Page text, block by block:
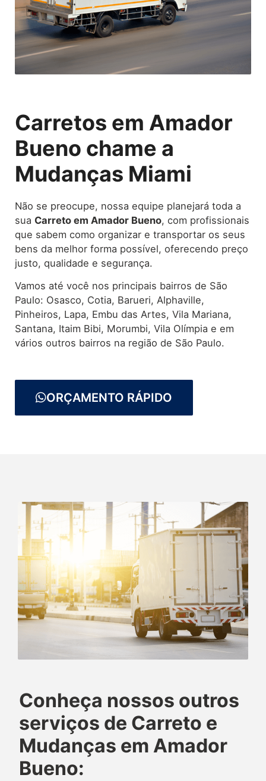
Carretos em Amador
Bueno chame a
Mudanças Miami
Não se preocupe, nossa equipe planejará toda a
sua Carreto em Amador Bueno, com profissionais
que sabem como organizar e transportar os seus
bens da melhor forma possível, oferecendo preço
justo, qualidade e segurança.
Vamos até você nos principais bairros de São
Paulo: Osasco, Cotia, Barueri, Alphaville,
Pinheiros, Lapa, Embu das Artes, Vila Mariana,
Santana, Itaim Bibi, Morumbi, Vila Olímpia e em
vários outros bairros na região de São Paulo.
ORÇAMENTO RÁPIDO
Conheça nossos outros
serviços de Carreto e
Mudanças em Amador
Bueno: